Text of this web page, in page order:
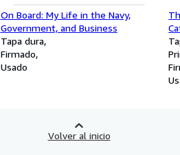
On Board: My Life in the Navy,
Government, and Business
Tapa dura
Firmado
Usado
Volver al inicio